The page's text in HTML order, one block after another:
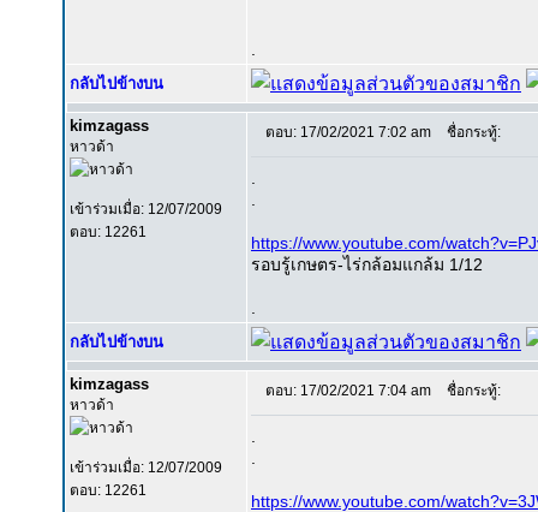
กลับไปข้างบน
kimzagass
หาวด้า
เข้าร่วมเมื่อ: 12/07/2009
ตอบ: 12261
ตอบ: 17/02/2021 7:02 am ชื่อกระทู้:
https://www.youtube.com/
รอบรู้เกษตร-ไร่กล้อมแกล้ม 1/12
กลับไปข้างบน
kimzagass
หาวด้า
เข้าร่วมเมื่อ: 12/07/2009
ตอบ: 12261
ตอบ: 17/02/2021 7:04 am ชื่อกระทู้:
https://www.youtube.com/